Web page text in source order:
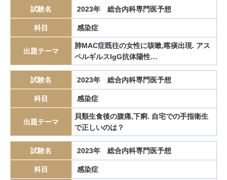
Pancoast症候群 PaO2 PCP PCSK9阻害薬
Peutz-Jeghers 症候群 POEM
QT延長症候群 QT短縮 quick SOFAスコア Q熱
Restless leg syndrome ROC曲線 Rokitansky憩室
SBAR SCA SCD SGLT2阻害薬 SIADH
SPIDDM SPIKES SPN SSBE subclinical Cushing症候群
SYNTAXスコア t-PA Toupet法 TTP TTS Turcot
Tリンパ芽球性白血病 Valsalva洞動脈瘤破裂
Wegener肉芽種症 Wernicke脳症 Wilson病 WON
Zenker憩室 アカラシア
試験名 2023年 総合内科専門医予想
科目 感染症
出題テーマ
肺MAC症既往の女性に咳嗽,喀痰出現. アス
ペルギルスIgG抗体陽性…
試験名 2023年 総合内科専門医予想
科目 感染症
出題テーマ
貝類生食後の腹痛,下痢. 自宅での手指衛生
で正しいのは？
試験名 2023年 総合内科専門医予想
科目 感染症